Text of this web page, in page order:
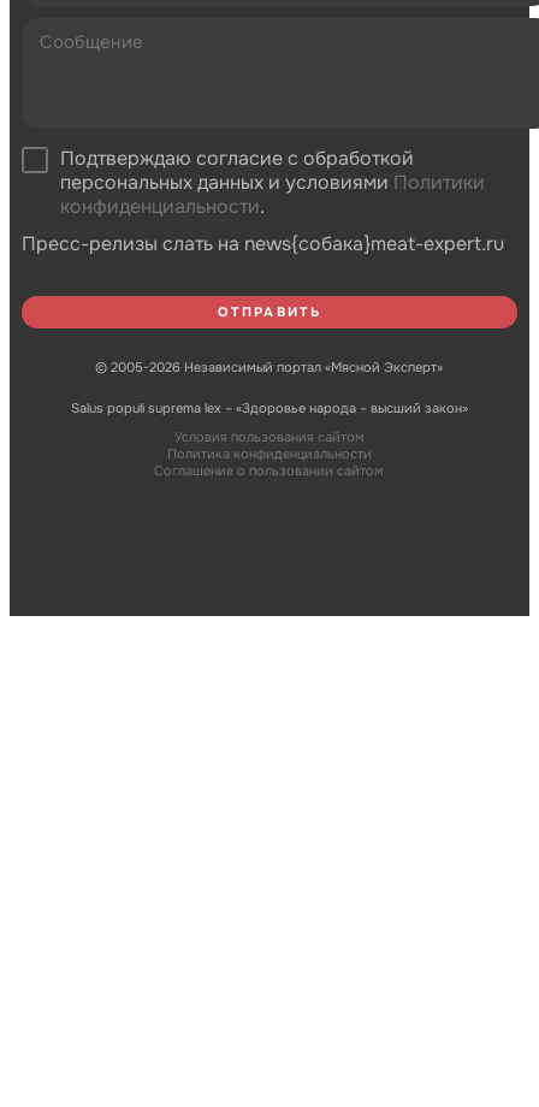
Подтверждаю согласие с обработкой
персональных данных и условиями Политики
конфиденциальности.
Пресс-релизы слать на news{собака}meat-expert.ru
© 2005-2026 Независимый портал «Мясной Эксперт»
Salus populi suprema lex – «Здоровье народа – высший закон»
Условия пользования сайтом
Политика конфиденциальности
Соглашение о пользовании сайтом